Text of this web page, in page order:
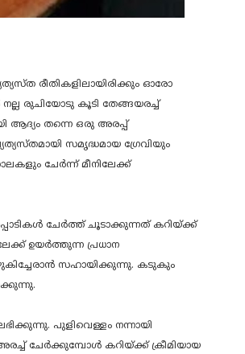
രീതികളിലായിരിക്കും ഓരോ
നല്ല രുചിയോടു കൂടി തേങ്ങയരച്ച്
ആദ്യം തന്നെ ഒരു അരപ്പ്
സമൃദ്ധമായ ഗ്രേവിയും
ചേർന്ന് മീനിലേക്ക്
ചേർത്ത് ചൂടാക്കുന്നത് കറിയ്ക്ക്
ഉയർത്തുന്ന പ്രധാന
സഹായിക്കുന്നു. കടുകും
പുളിവെള്ളം നന്നായി
ചേർക്കുമ്പോൾ കറിയ്ക്ക് ക്രീമിയായ